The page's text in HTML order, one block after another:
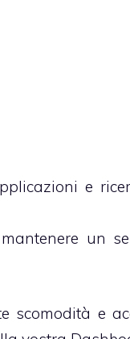
e
un
scomodità e